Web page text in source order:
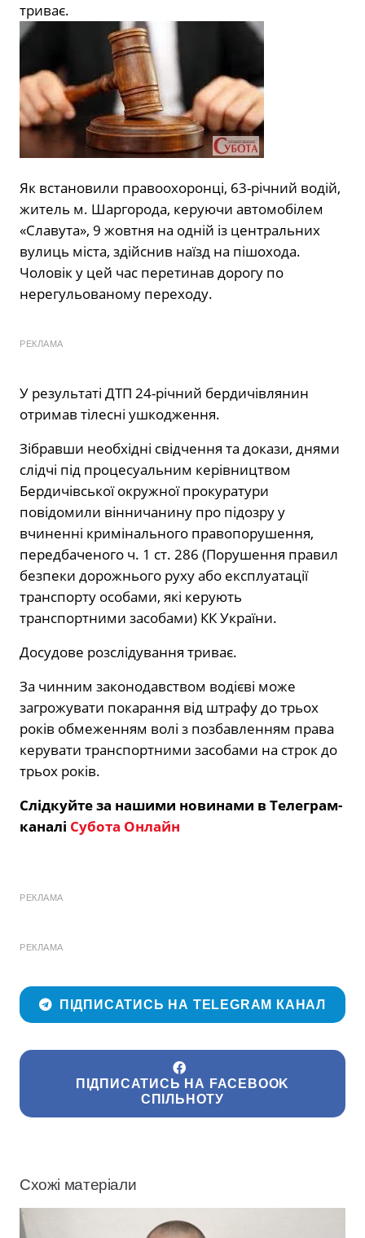
триває.
Як встановили правоохоронці, 63-річний водій,
житель м. Шаргорода, керуючи автомобілем
«Славута», 9 жовтня на одній із центральних
вулиць міста, здійснив наїзд на пішохода.
Чоловік у цей час перетинав дорогу по
нерегульованому переходу.
РЕКЛАМА
У результаті ДТП 24-річний бердичівлянин
отримав тілесні ушкодження.
Зібравши необхідні свідчення та докази, днями
слідчі під процесуальним керівництвом
Бердичівської окружної прокуратури
повідомили вінничанину про підозру у
вчиненні кримінального правопорушення,
передбаченого ч. 1 ст. 286 (Порушення правил
безпеки дорожнього руху або експлуатації
транспорту особами, які керують
транспортними засобами) КК України.
Досудове розслідування триває.
За чинним законодавством водієві може
загрожувати покарання від штрафу до трьох
років обмеженням волі з позбавленням права
керувати транспортними засобами на строк до
трьох років.
Слідкуйте за нашими новинами в Телеграм-
каналі Субота Онлайн
РЕКЛАМА
РЕКЛАМА
ПІДПИСАТИСЬ НА TELEGRAM КАНАЛ
ПІДПИСАТИСЬ НА FACEBOOK
СПІЛЬНОТУ
Схожі матеріали